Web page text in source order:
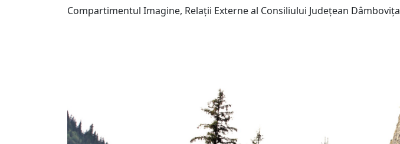
Compartimentul Imagine, Relații Externe al Consiliului Județean Dâmbovița